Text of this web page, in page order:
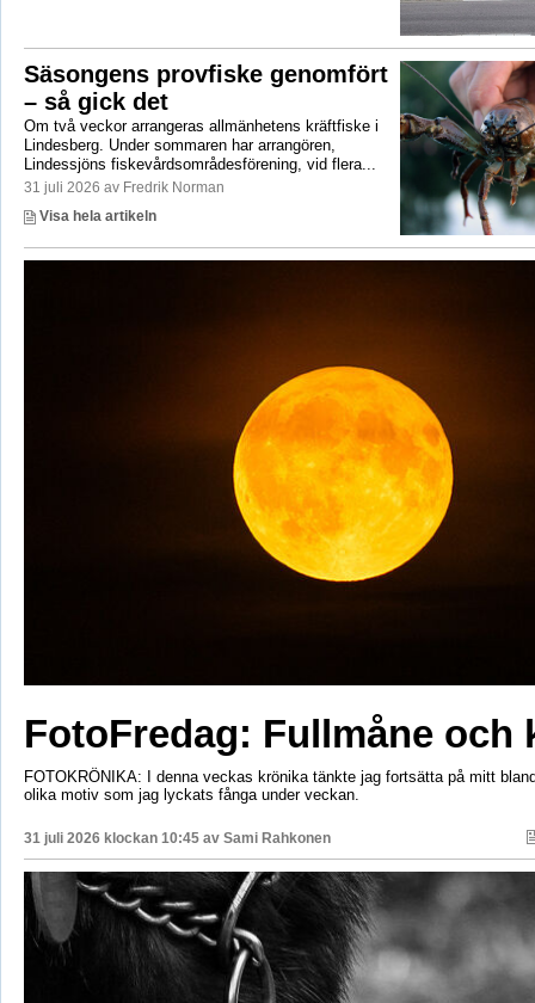
Säsongens provfiske genomfört
– så gick det
Om två veckor arrangeras allmänhetens kräftfiske i
Lindesberg. Under sommaren har arrangören,
Lindessjöns fiskevårdsområdesförening, vid flera...
31 juli 2026 av Fredrik Norman
Visa hela artikeln
FotoFredag: Fullmåne och
FOTOKRÖNIKA: I denna veckas krönika tänkte jag fortsätta på mitt
olika motiv som jag lyckats fånga under veckan.
31 juli 2026 klockan 10:45 av Sami Rahkonen